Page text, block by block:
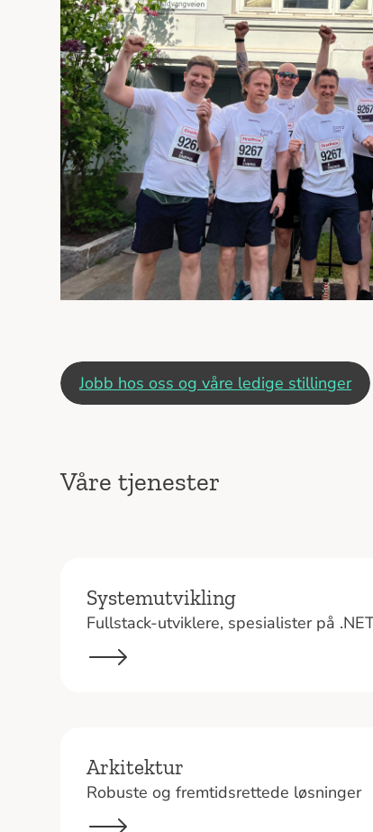
Jobb hos oss og våre ledige stillinger
Våre tjenester
Systemutvikling
Fullstack-utviklere, spesialister på
Arkitektur
Robuste og fremtidsrettede løsninger